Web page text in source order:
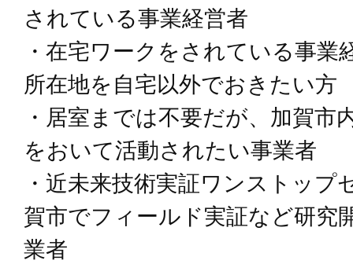
されている事業経営者
・在宅ワークをされている事業
所在地を自宅以外でおきたい方
・居室までは不要だが、加賀市
をおいて活動されたい事業者
・近未来技術実証ワンストップ
賀市でフィールド実証など研究
業者